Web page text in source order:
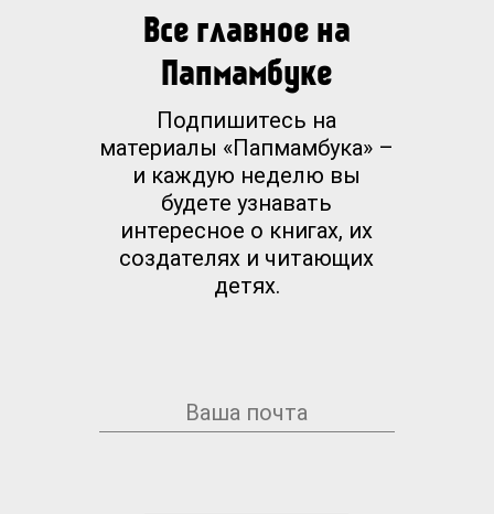
Все главное на
Папмамбуке
Подпишитесь на
материалы «Папмамбука» –
и каждую неделю вы
будете узнавать
интересное о книгах, их
создателях и читающих
детях.